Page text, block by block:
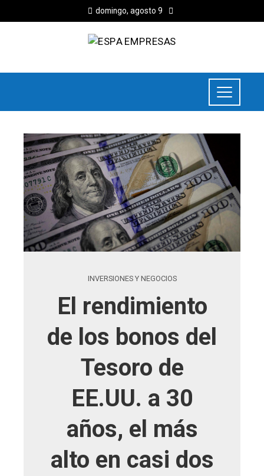
domingo, agosto 9
INVERSIONES Y NEGOCIOS
El rendimiento
de los bonos del
Tesoro de
EE.UU. a 30
años, el más
alto en casi dos